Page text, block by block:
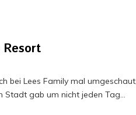
Resort
bei Lees Family mal umgeschaut,
gab um nicht jeden Tag...